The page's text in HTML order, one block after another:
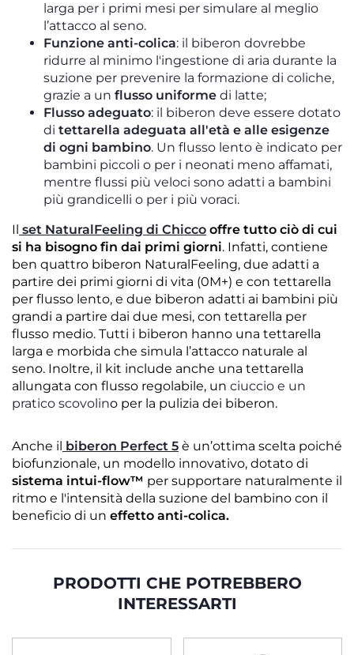
larga per i primi mesi per simulare al meglio
l’attacco al seno.
Funzione anti-colica: il biberon dovrebbe
ridurre al minimo l'ingestione di aria durante la
suzione per prevenire la formazione di coliche,
grazie a un flusso uniforme di latte;
Flusso adeguato: il biberon deve essere dotato
di tettarella adeguata all'età e alle esigenze
di ogni bambino. Un flusso lento è indicato per
bambini piccoli o per i neonati meno affamati,
mentre flussi più veloci sono adatti a bambini
più grandicelli o per i più voraci.
Il set NaturalFeeling di Chicco offre tutto ciò di cui
si ha bisogno fin dai primi giorni. Infatti, contiene
ben quattro biberon NaturalFeeling, due adatti a
partire dei primi giorni di vita (0M+) e con tettarella
per flusso lento, e due biberon adatti ai bambini più
grandi a partire dai due mesi, con tettarella per
flusso medio. Tutti i biberon hanno una tettarella
larga e morbida che simula l’attacco naturale al
seno. Inoltre, il kit include anche una tettarella
allungata con flusso regolabile, un ciuccio e un
pratico scovolino per la pulizia dei biberon.
Anche il biberon Perfect 5 è un’ottima scelta poiché
biofunzionale, un modello innovativo, dotato di
sistema intui-flow™ per supportare naturalmente il
ritmo e l'intensità della suzione del bambino con il
beneficio di un effetto anti-colica.
PRODOTTI CHE POTREBBERO
INTERESSARTI